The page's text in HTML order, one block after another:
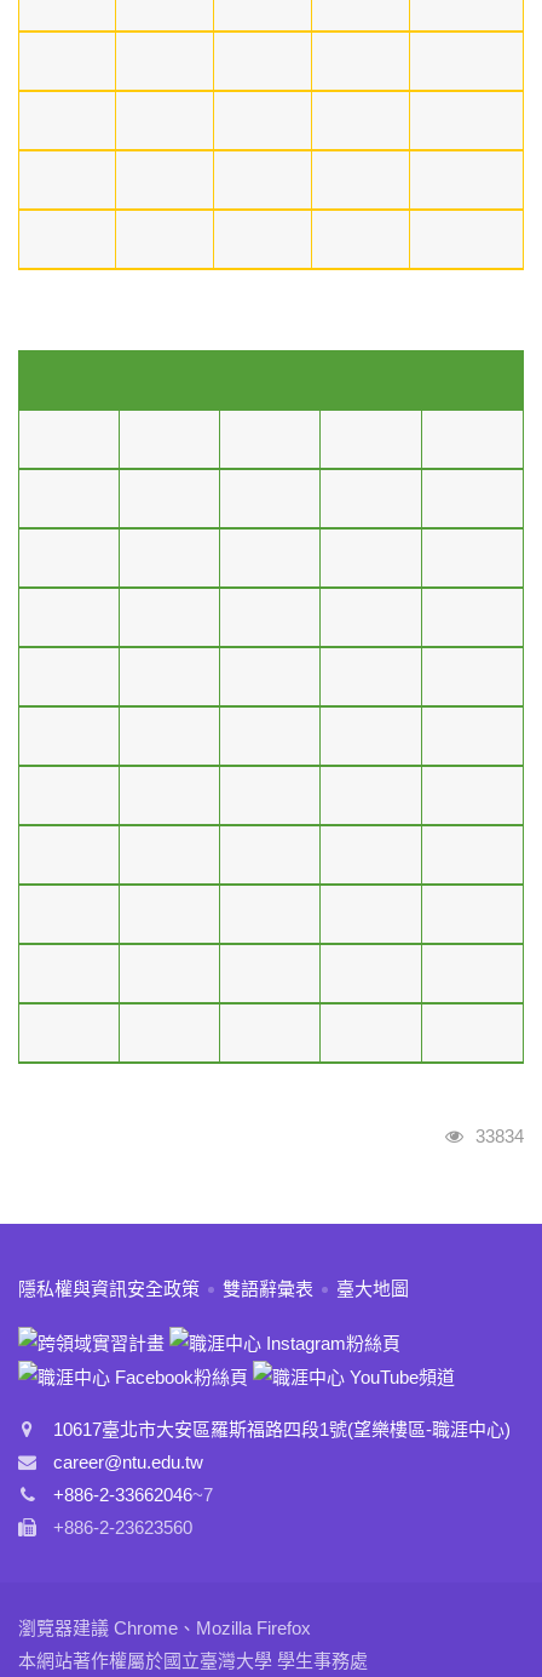
瀏覽人次
33834
:::
隱私權與資訊安全政策 雙語辭彙表 臺大地圖
10617臺北市大安區羅斯福路四段1號(望樂樓區-職涯中心)
career@ntu.edu.tw
+886-2-33662046~7
+886-2-23623560
瀏覽器建議 Chrome、Mozilla Firefox
本網站著作權屬於國立臺灣大學 學生事務處